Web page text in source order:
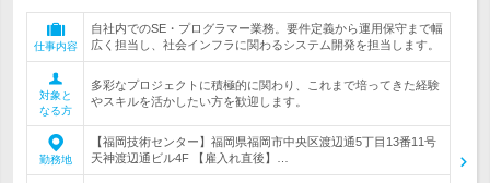
仕事内容
自社内でのSE・プログラマー業務。要件定義から運用保守まで幅
広く担当し、社会インフラに関わるシステム開発を担当します。
対象と
なる方
多彩なプロジェクトに積極的に関わり、これまで培ってきた経験
やスキルを活かしたい方を歓迎します。
勤務地
【福岡技術センター】福岡県福岡市中央区渡辺通5丁目13番11号
天神渡辺通ビル4F 【雇入れ直後】…